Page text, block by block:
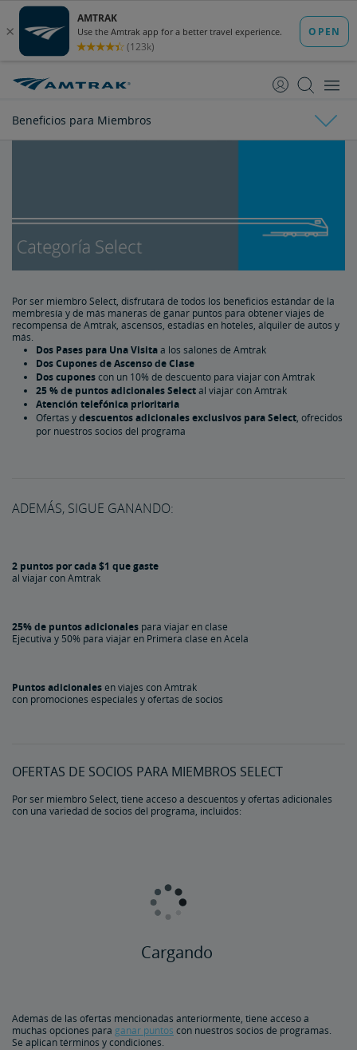
Contenido
Navegación
Beneficios para Miembros
Beneficios de Select
Beneficios de Select Executive
Beneficios de la Tarjeta Preferred Mastercard
Beneficios de la Tarjeta Mastercard
Comprar Puntos
Puntos de regalo
Comparta Puntos
Términos del Programa
Preguntas Más Frecuentes
Por ser miembro Select, disfrutará de todos los beneficios estándar de la
membresía y de más maneras de ganar puntos para obtener viajes de
recompensa de Amtrak, ascensos, estadías en hoteles, alquiler de autos y
más.
Dos Pases para Una Visitaa los salones de Amtrak
Dos Cupones de Ascenso de Clase
Dos cuponescon un 10% de descuento para viajar con Amtrak
25 % de puntos adicionales Selectal viajar con Amtrak
Atención telefónica prioritaria
Ofertas ydescuentos adicionales exclusivos para Select, ofrecidos
por nuestros socios del programa
ADEMÁS, SIGUE GANANDO:
2 puntos por cada $1 que gaste
al viajar con Amtrak
25% de puntos adicionales para viajar en clase
Ejecutiva y 50% para viajar en Primera clase en Acela
Puntos adicionalesen viajes con Amtrak
con promociones especiales y ofertas de socios
OFERTAS DE SOCIOS PARA MIEMBROS SELECT
Por ser miembro Select, tiene acceso a descuentos y ofertas adicionales
con una variedad de socios del programa, incluidos:
Cargando
Además de las ofertas mencionadas anteriormente, tiene acceso a
muchas opciones para ganar puntos con nuestros socios de programas.
Se aplican términos y condiciones.